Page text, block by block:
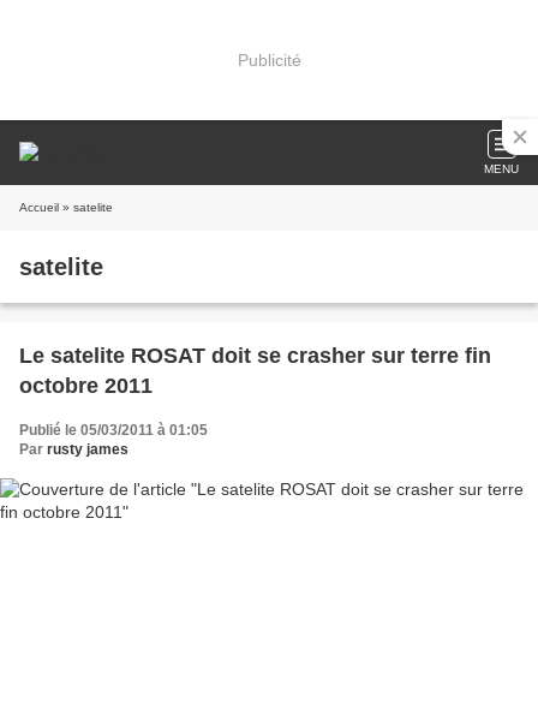
Publicité
MENU
Accueil » satelite
satelite
Le satelite ROSAT doit se crasher sur terre fin
octobre 2011
Publié le 05/03/2011 à 01:05
Par rusty james